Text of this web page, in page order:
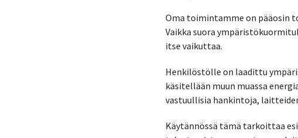
Oma toimintamme on pääosin
Vaikka suora
itse vaikuttaa.
Henkilöstölle on laadittu
käsitellään muun muassa
vastuullisia hankintoja,
Käytännössä tämä tarkoittaa